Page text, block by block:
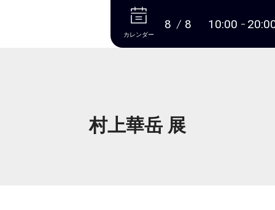
本文へ
カレンダー
8 8 10:00
村上華岳 展